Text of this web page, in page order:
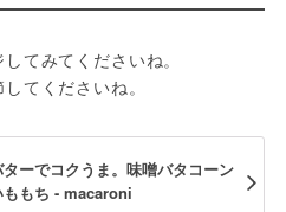
てみてくださいね。
てくださいね。
ーでコクうま。味噌バタコーン
ももち - macaroni